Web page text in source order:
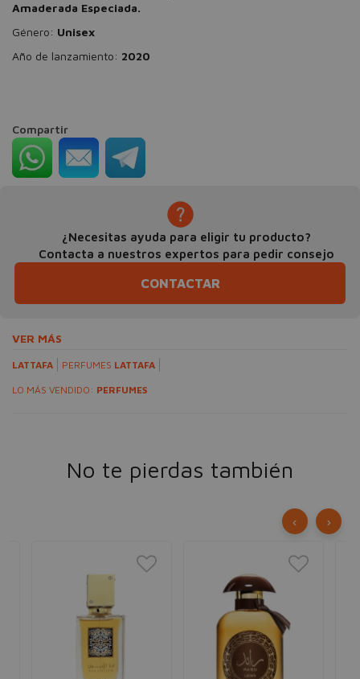
Amaderada Especiada.
Género: Unisex
Año de lanzamiento: 2020
Compartir
¿Necesitas ayuda para eligir tu producto?
Contacta a nuestros expertos para pedir consejo
CONTACTAR
VER MÁS
LATTAFA PERFUMES LATTAFA
LO MÁS VENDIDO: PERFUMES
No te pierdas también
‹ ›